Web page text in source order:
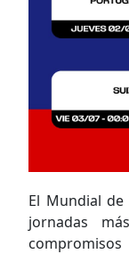
El Mundial
jornadas